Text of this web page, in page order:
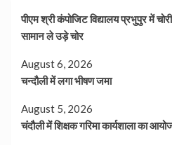
पीएम श्री कंपोजिट विद्यालय प्रभुपुर में
सामान ले उड़े चोर
August 6, 2026
चन्दौली में लगा भीषण जमा
August 5, 2026
चंदौली में शिक्षक गरिमा कार्यशाला का